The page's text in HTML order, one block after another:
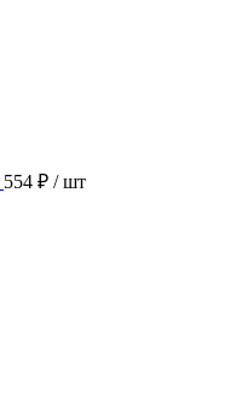
554 ₽ / шт